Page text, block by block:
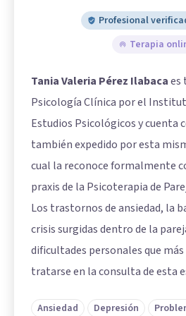
Profesional
Terapia
Tania Valeria Pérez Ilabacaes
Psicología Clínica por el
Estudios Psicológicos y cuenta
también expedido por esta
cual la reconoce formalmente
praxis de la Psicoterapia de
Los trastornos de ansiedad, la
crisis surgidas dentro de la
dificultades personales que
tratarse en la consulta de esta
Ansiedad Depresión